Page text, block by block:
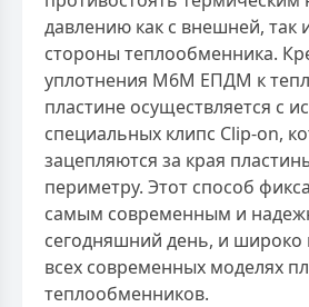
давлению как с внешней, так
стороны теплообменника.
уплотнения М6М ЕПДМ к
пластине осуществляется с
специальных клипс Clip-on,
зацепляются за края
периметру. Этот способ
самым современным и
сегодняшний день, и широко
всех современных моделях
теплообменников.